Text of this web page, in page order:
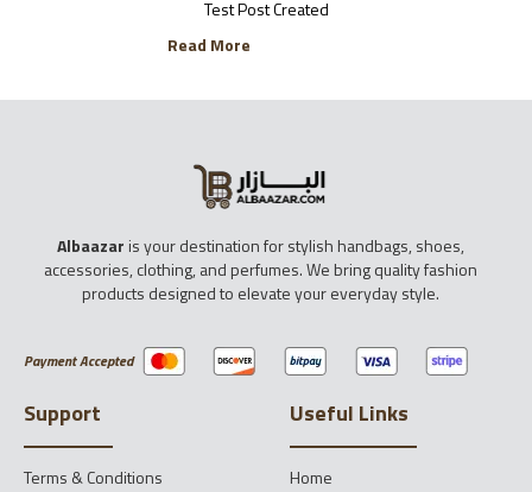
Test Post Created
Read More
Albaazar is your destination for stylish handbags, shoes,
accessories, clothing, and perfumes. We bring quality fashion
products designed to elevate your everyday style.
Payment Accepted
Support
Terms & Conditions
Useful Links
Home